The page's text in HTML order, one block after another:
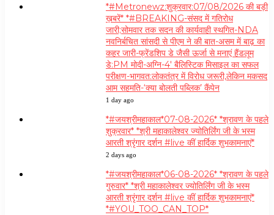
*#Metronewz:शुक्रवार:07/08/2026 की बड़ी
ख़बरें* *#BREAKING-संसद में गतिरोध
जारी;सोमवार तक सदन की कार्यवाही स्थगित-NDA
नवनिर्बचित सांसदी से पीएम ने की बात-असम में बाढ़ का
कहर जारी-फ्रेंडशिप डे जैसी ऊर्जा से मनाएं हैंडलूम
डे:PM मोदी-अग्नि-4′ बैलिस्टिक मिसाइल का सफल
परीक्षण-भागवत:लोकतंत्र में विरोध जरूरी,लेकिन मकसद
आम सहमति-‘क्या बोलती पब्लिक’ कैंपेन
1 day ago
*#जयश्रीमहाकाल*07-08-2026* *श्रावण के पहले
शुक्रवार* *श्री महाकालेश्वर ज्योतिर्लिंग जी के भस्म
आरती श्रृंगार दर्शन #live कीं हार्दिक शुभकामनाएं*
2 days ago
*#जयश्रीमहाकाल*06-08-2026* *श्रावण के पहले
गुरुवार* *श्री महाकालेश्वर ज्योतिर्लिंग जी के भस्म
आरती श्रृंगार दर्शन #live कीं हार्दिक शुभकामनाएं*
*#YOU_TOO_CAN_TOP*